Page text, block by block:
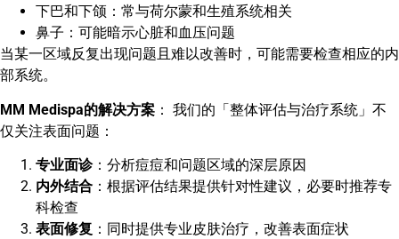
下巴和下颌：常与荷尔蒙和生殖系统相关
鼻子：可能暗示心脏和血压问题
当某一区域反复出现问题且难以改善时，可能需要检查相应的内
部系统。
MM Medispa的解决方案 ： 我们的「整体评估与治疗系统」不
仅关注表面问题：
专业面诊：分析痘痘和问题区域的深层原因
内外结合 ：根据评估结果提供针对性建议，必要时推荐专
科检查
表面修复 ：同时提供专业皮肤治疗，改善表面症状